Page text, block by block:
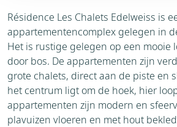
Résidence Les Chalets Edelweiss is
appartementencomplex gelegen in
Het is rustige gelegen op een mooie
door bos. De appartementen zijn
grote chalets, direct aan de piste en
het centrum ligt om de hoek, hier
appartementen zijn modern en
plavuizen vloeren en met hout